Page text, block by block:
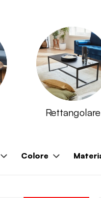
Rettangolare
Colore